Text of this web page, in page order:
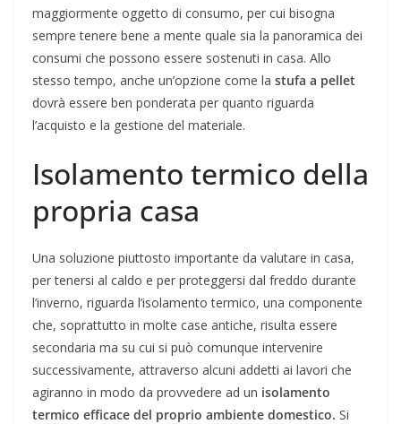
maggiormente oggetto di consumo, per cui bisogna
sempre tenere bene a mente quale sia la panoramica dei
consumi che possono essere sostenuti in casa. Allo
stesso tempo, anche un’opzione come la stufa a pellet
dovrà essere ben ponderata per quanto riguarda
l’acquisto e la gestione del materiale.
Isolamento termico della
propria casa
Una soluzione piuttosto importante da valutare in casa,
per tenersi al caldo e per proteggersi dal freddo durante
l’inverno, riguarda l’isolamento termico, una componente
che, soprattutto in molte case antiche, risulta essere
secondaria ma su cui si può comunque intervenire
successivamente, attraverso alcuni addetti ai lavori che
agiranno in modo da provvedere ad un isolamento
termico efficace del proprio ambiente domestico. Si